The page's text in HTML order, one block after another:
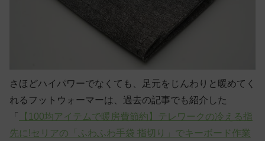
さほどハイパワーでなくても、足元をじんわりと暖めてく
れるフットウォーマーは、過去の記事でも紹介した
「
【100均アイテムで暖房費節約】テレワークの冷える指
先に!セリアの「ふわふわ手袋 指切り」でキーボード作業